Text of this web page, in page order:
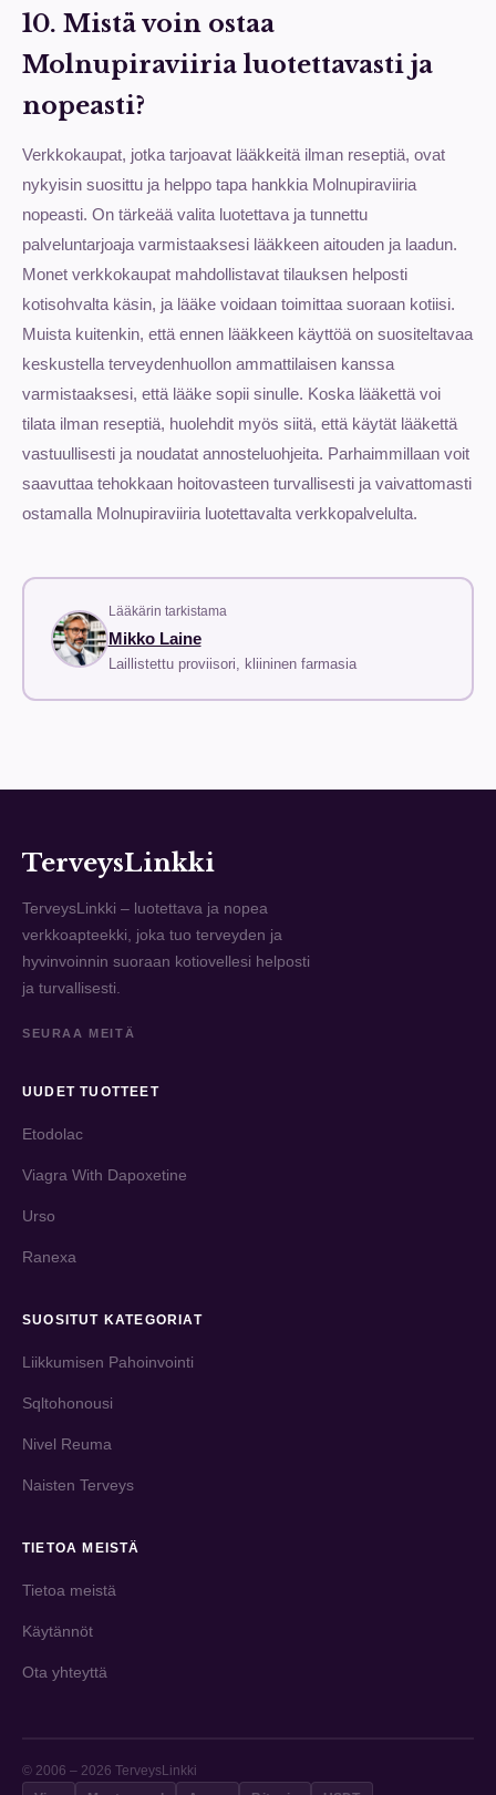
10. Mistä voin ostaa
Molnupiraviiria luotettavasti ja
nopeasti?
Verkkokaupat, jotka tarjoavat lääkkeitä ilman reseptiä, ovat
nykyisin suosittu ja helppo tapa hankkia Molnupiraviiria
nopeasti. On tärkeää valita luotettava ja tunnettu
palveluntarjoaja varmistaaksesi lääkkeen aitouden ja laadun.
Monet verkkokaupat mahdollistavat tilauksen helposti
kotisohvalta käsin, ja lääke voidaan toimittaa suoraan kotiisi.
Muista kuitenkin, että ennen lääkkeen käyttöä on suositeltavaa
keskustella terveydenhuollon ammattilaisen kanssa
varmistaaksesi, että lääke sopii sinulle. Koska lääkettä voi
tilata ilman reseptiä, huolehdit myös siitä, että käytät lääkettä
vastuullisesti ja noudatat annosteluohjeita. Parhaimmillaan voit
saavuttaa tehokkaan hoitovasteen turvallisesti ja vaivattomasti
ostamalla Molnupiraviiria luotettavalta verkkopalvelulta.
Lääkärin tarkistama
Mikko Laine
Laillistettu proviisori, kliininen farmasia
TerveysLinkki
TerveysLinkki – luotettava ja nopea
verkkoapteekki, joka tuo terveyden ja
hyvinvoinnin suoraan kotiovellesi helposti
ja turvallisesti.
SEURAA MEITÄ
UUDET TUOTTEET
Etodolac
Viagra With Dapoxetine
Urso
Ranexa
SUOSITUT KATEGORIAT
Liikkumisen Pahoinvointi
Sqltohonousi
Nivel Reuma
Naisten Terveys
TIETOA MEISTÄ
Tietoa meistä
Käytännöt
Ota yhteyttä
© 2006 – 2026 TerveysLinkki